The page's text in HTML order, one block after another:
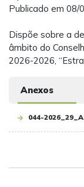
Publicado em 08/
Dispõe sobre a
âmbito do
2026-2026,
Anexos
044-